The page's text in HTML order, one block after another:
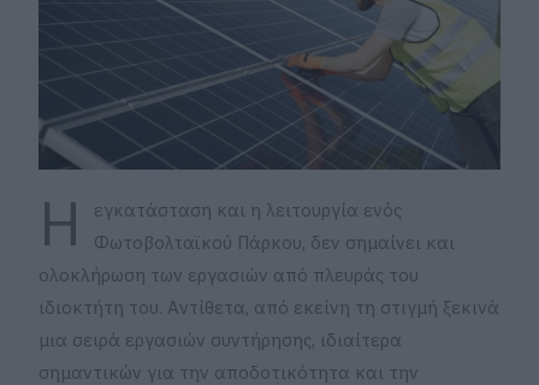
Η
εγκατάσταση και η λειτουργία ενός
Φωτοβολταϊκού Πάρκου, δεν σημαίνει και
ολοκλήρωση των εργασιών από πλευράς του
ιδιοκτήτη του. Αντίθετα, από εκείνη τη στιγμή ξεκινά
μια σειρά εργασιών συντήρησης, ιδιαίτερα
σημαντικών για την αποδοτικότητα και την